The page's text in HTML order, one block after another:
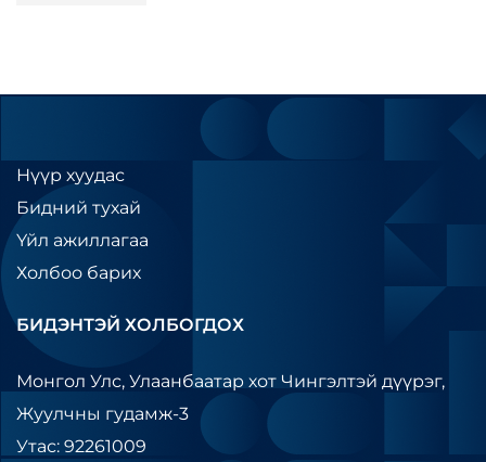
Нүүр хуудас
Бидний тухай
Үйл ажиллагаа
Холбоо барих
БИДЭНТЭЙ ХОЛБОГДОХ
Монгол Улс, Улаанбаатар хот Чингэлтэй дүүрэг,
Жуулчны гудамж-3
Утас: 92261009